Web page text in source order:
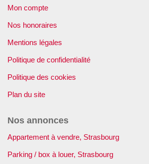
Mon compte
Nos honoraires
Mentions légales
Politique de confidentialité
Politique des cookies
Plan du site
Nos annonces
Appartement à vendre, Strasbourg
Parking / box à louer, Strasbourg